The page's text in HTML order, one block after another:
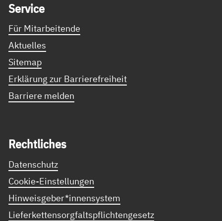
Ser­vice
Für Mitarbeitende
Aktuelles
Sitemap
Erklärung zur Barrierefreiheit
Barriere melden
Recht­li­ches
Datenschutz
Cookie-Einstellungen
Hinweisgeber*innensystem
Lieferkettensorgfaltspflichtengesetz